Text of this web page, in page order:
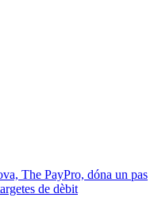
The PayPro, dóna un pas
de dèbit